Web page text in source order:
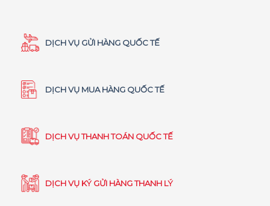
DỊCH VỤ GỬI HÀNG QUỐC TẾ
DỊCH VỤ MUA HÀNG QUỐC TẾ
DỊCH VỤ THANH TOÁN QUỐC TẾ
DỊCH VỤ KÝ GỬI HÀNG THANH LÝ